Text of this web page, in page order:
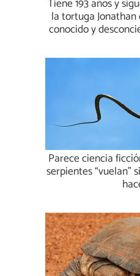
Tiene 193 años y
la tortuga
conocido y
Parece ciencia
serpientes “vuelan”